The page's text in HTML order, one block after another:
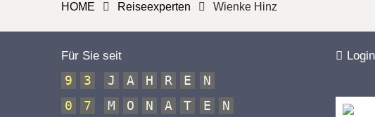
HOME Reiseexperten Wienke Hinz
Für Sie seit
9 3 J A H R E
N
0
7 M O N A T E N
Login